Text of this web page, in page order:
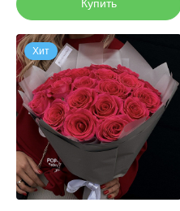
Купить
Хит